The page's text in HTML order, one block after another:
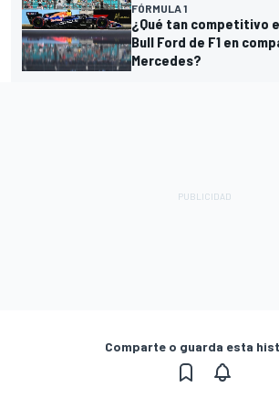
FÓRMULA 1
¿Qué tan competitivo
Bull Ford de F1 en
Mercedes?
Comparte o guarda esta